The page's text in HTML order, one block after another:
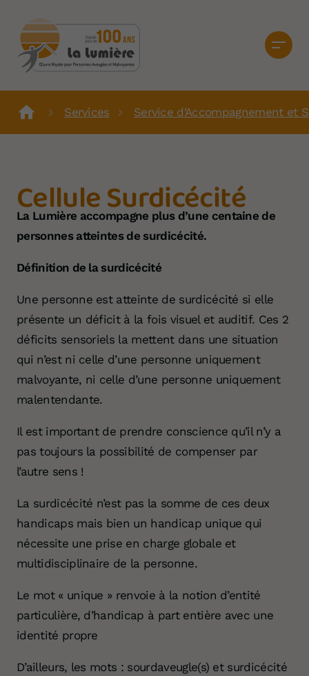
Services Service d'Accompagnement et
Cellule Surdicécité
La Lumière accompagne plus d’une centaine de
personnes atteintes de surdicécité.
Définition de la surdicécité
Une personne est atteinte de surdicécité si elle
présente un déficit à la fois visuel et auditif. Ces 2
déficits sensoriels la mettent dans une situation
qui n’est ni celle d’une personne uniquement
malvoyante, ni celle d’une personne uniquement
malentendante.
Il est important de prendre conscience qu’il n’y a
pas toujours la possibilité de compenser par
l’autre sens !
La surdicécité n’est pas la somme de ces deux
handicaps mais bien un handicap unique qui
nécessite une prise en charge globale et
multidisciplinaire de la personne.
Le mot « unique » renvoie à la notion d’entité
particulière, d’handicap à part entière avec une
identité propre
D’ailleurs, les mots : sourdaveugle(s) et surdicécité